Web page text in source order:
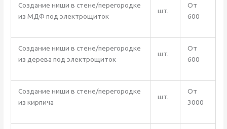
Создание ниши в стене/перегородке
из МДФ под электрощиток
шт.
От
600
Создание ниши в стене/перегородке
из дерева под электрощиток
шт.
От
600
Создание ниши в стене/перегородке
из кирпича
шт.
От
3000